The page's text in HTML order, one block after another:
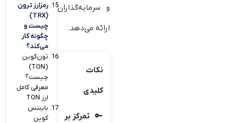
و سرمایه‌گذاران
ارائه می‌دهد.
نکات
کلیدی
تمرکز بر
رمزارز ترون
(TRX)
چیست و
چگونه کار
می‌کند؟
تون‌کوین
(TON)
چیست؟
معرفی کامل
ارز TON
بایننس
کوین